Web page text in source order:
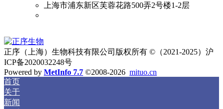
上海市浦东新区芙蓉花路500弄2号楼1-2层
正序（上海）生物科技有限公司版权所有 ©（2021-2025）沪
ICP备2020032248号
Powered by MetInfo 7.7 ©2008-2026 mituo.cn
首页
关于
新闻